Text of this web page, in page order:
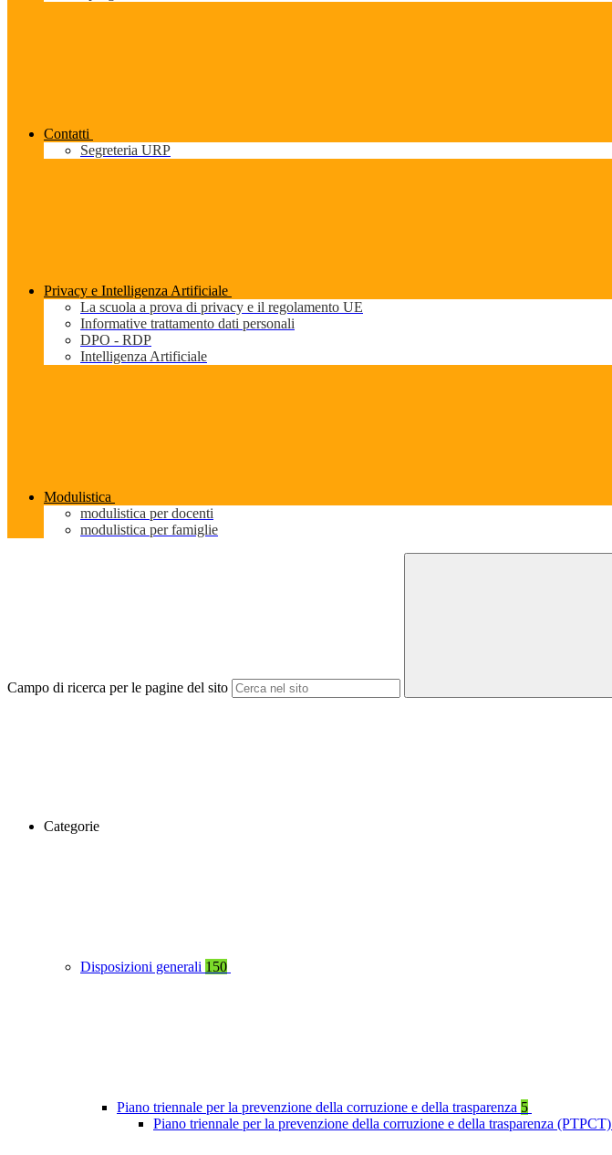
Contatti
Segreteria URP
Privacy e Intelligenza Artificiale
La scuola a prova di privacy e il regolamento UE
Informative trattamento dati personali
DPO - RDP
Intelligenza Artificiale
Modulistica
modulistica per docenti
modulistica per famiglie
Campo di ricerca per le pagine del sito
Categorie
Disposizioni generali 150
Piano triennale per la prevenzione della corruzione e della trasparenza 5
Piano triennale per la prevenzione della corruzione e della trasparenza (PTPCT)